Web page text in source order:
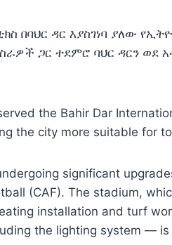
በባህር ዳር እያስገነባ ያለው
ጋር ተደምሮ ባህር ዳርን ወደ
the Bahir Dar
the city more suitable for
significant
(CAF). The stadium,
installation and turf
the lighting system — is